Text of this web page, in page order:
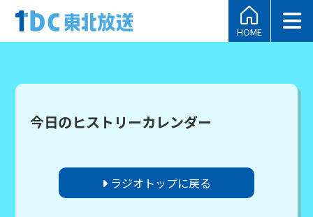
HOME
今日のヒストリーカレンダー
ラジオトップに戻る